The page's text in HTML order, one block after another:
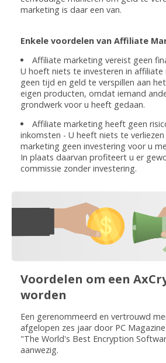
marketing is daar een van.
Enkele voordelen van Affiliate
Affiliate marketing vereist geen
U hoeft niets te investeren in
geen tijd en geld te verspillen aan
eigen producten, omdat iemand
grondwerk voor u heeft gedaan.
Affiliate marketing heeft geen
inkomsten - U heeft niets te
marketing geen investering voor u
In plaats daarvan profiteert u er
commissie zonder investering.
Voordelen om een
worden
Een gerenommeerd en vertrouwd
afgelopen zes jaar door PC
"The World's Best Encryption
aanwezig.